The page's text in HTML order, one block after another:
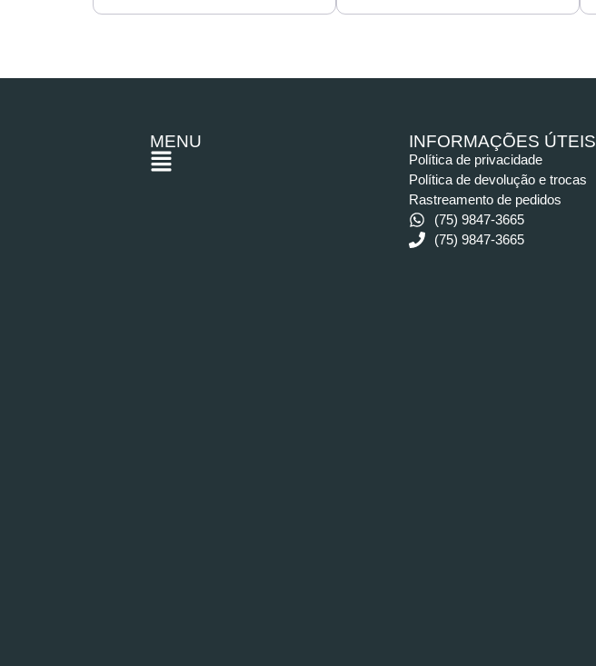
MENU INFORMAÇÕES ÚTEIS
Política de privacidade
Política de devolução e trocas
Rastreamento de pedidos
(75) 9847-3665
(75) 9847-3665